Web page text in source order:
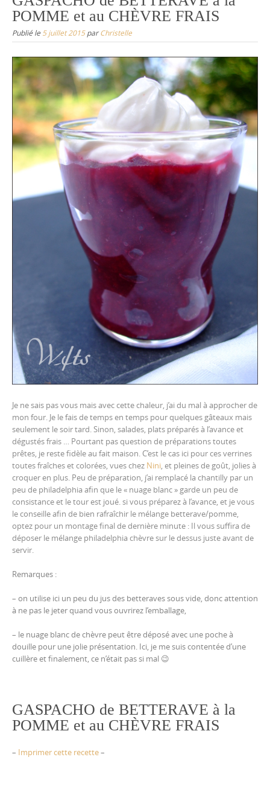
POMME et au CHÈVRE FRAIS
Publié le 5 juillet 2015parChristelle
Je ne sais pas vous mais avec cette chaleur, j’ai du mal à approcher de
mon four. Je le fais de temps en temps pour quelques gâteaux mais
seulement le soir tard. Sinon, salades, plats préparés à l’avance et
dégustés frais … Pourtant pas question de préparations toutes
prêtes, je reste fidèle au fait maison. C’est le cas ici pour ces verrines
toutes fraîches et colorées, vues chez Nini, et pleines de goût, jolies à
croquer en plus. Peu de préparation, j’ai remplacé la chantilly par un
peu de philadelphia afin que le « nuage blanc » garde un peu de
consistance et le tour est joué. si vous préparez à l’avance, et je vous
le conseille afin de bien rafraîchir le mélange betterave/pomme,
optez pour un montage final de dernière minute : Il vous suffira de
déposer le mélange philadelphia chèvre sur le dessus juste avant de
servir.
Remarques :
– on utilise ici un peu du jus des betteraves sous vide, donc attention
à ne pas le jeter quand vous ouvrirez l’emballage,
– le nuage blanc de chèvre peut être déposé avec une poche à
douille pour une jolie présentation. Ici, je me suis contentée d’une
cuillère et finalement, ce n’était pas si mal 😉
GASPACHO de BETTERAVE à la
POMME et au CHÈVRE FRAIS
– Imprimer cette recette–